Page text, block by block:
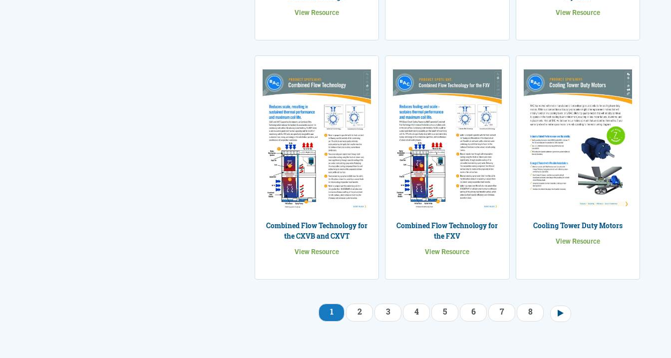
View Resource View Resource
Combined Flow Technology for
the CXVB and CXVT
View Resource
Combined Flow Technology for
the FXV
View Resource
Cooling Tower Duty Motors
View Resource
1 2 3 4 5 6 7 8